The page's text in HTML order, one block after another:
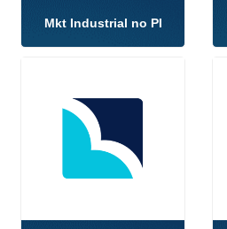
Mkt Industrial no PI